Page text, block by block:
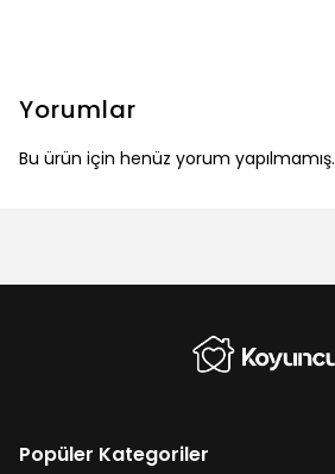
Yorumlar
Bu ürün için henüz yorum yapılmamış.
Popüler Kategoriler